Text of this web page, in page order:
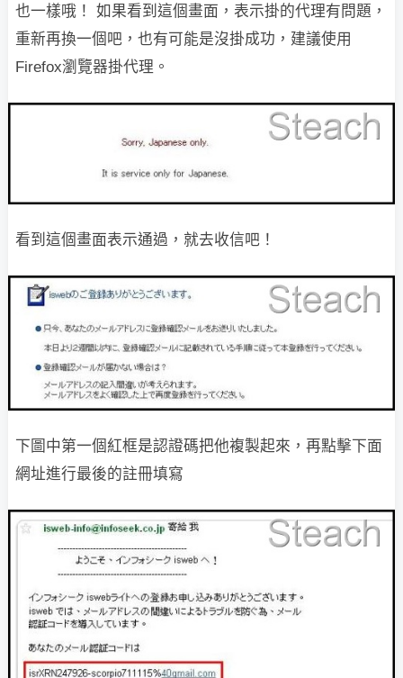
也一樣哦！
如果看到這個畫面，表示掛的代理有問題，
重新再換一個吧，也有可能是沒掛成功， 建議使用
Firefox瀏覽器掛代理。
看到這個畫面表示通過，就去收信吧！
下圖中第一個紅框是認證碼把他複製起來，再點擊下面
網址進行最後的註冊填寫